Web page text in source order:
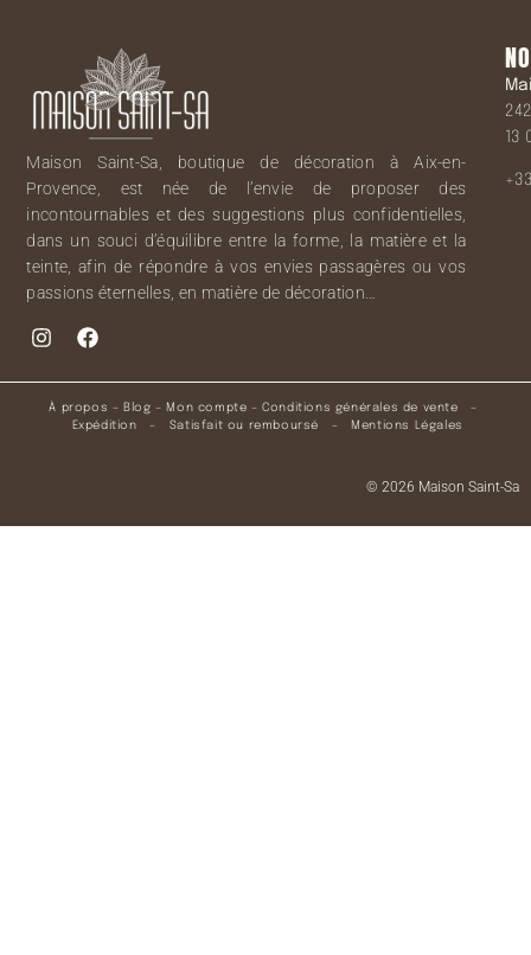
Maison Saint-Sa, boutique de décoration à Aix-en-
Provence, est née de l’envie de proposer des
incontournables et des suggestions plus confidentielles,
dans un souci d’équilibre entre la forme, la matière et la
teinte, afin de répondre à vos envies passagères ou vos
passions éternelles, en matière de décoration…
À propos – Blog – Mon compte –Conditions générales de vente –
Expédition – Satisfait ou remboursé – Mentions Légales
© 2026 Maison Saint-Sa